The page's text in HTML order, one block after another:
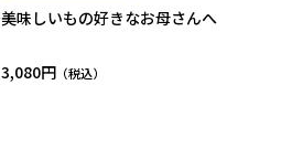
美味しいもの好きなお母さんへ
3,080円